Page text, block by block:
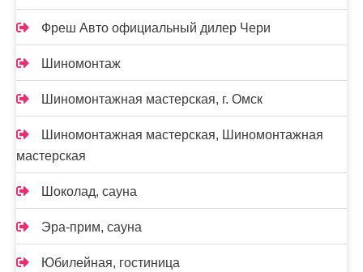
Фреш Авто официальный дилер Чери
Шиномонтаж
Шиномонтажная мастерская, г. Омск
Шиномонтажная мастерская, Шиномонтажная
мастерская
Шоколад, сауна
Эра-прим, сауна
Юбилейная, гостиница